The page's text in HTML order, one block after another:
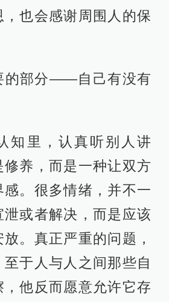
，也会感谢周围人的保
的部分——自己有没有
知里，认真听别人讲
养，而是一种让双方
。很多情绪，并不一
泄或者解决，而是应该
。真正严重的问题，
于人与人之间那些自
他反而愿意允许它存